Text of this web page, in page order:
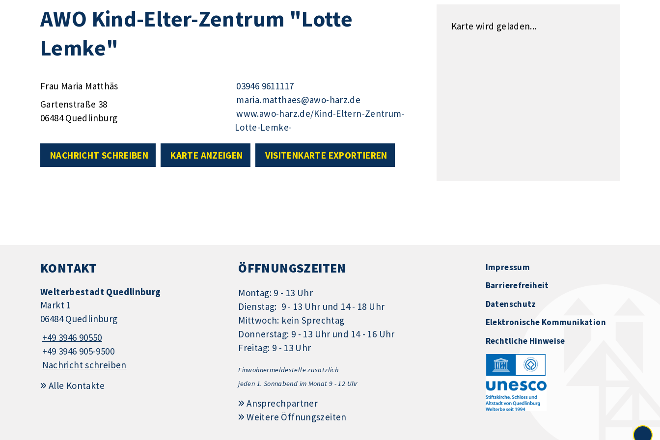
AWO Kind-Elter-Zentrum "Lotte
Lemke"
Frau Maria Matthäs
Gartenstraße 38
06484 Quedlinburg
03946 9611117
maria.matthaes@awo-harz.de
www.awo-harz.de/Kind-Eltern-Zentrum-
Lotte-Lemke-
NACHRICHT SCHREIBEN KARTE ANZEIGEN VISITENKARTE EXPORTIEREN
Karte wird geladen...
KONTAKT
Welterbestadt Quedlinburg
Markt 1
06484 Quedlinburg
+49 3946 90550
+49 3946 905-9500
Nachricht schreiben
Alle Kontakte
ÖFFNUNGSZEITEN
Montag: 9 - 13 Uhr
Dienstag: 9 - 13 Uhr und 14 - 18 Uhr
Mittwoch: kein Sprechtag
Donnerstag: 9 - 13 Uhr und 14 - 16 Uhr
Freitag: 9 - 13 Uhr
Einwohnermeldestelle zusätzlich
jeden 1. Sonnabend im Monat 9 - 12 Uhr
Ansprechpartner
Weitere Öffnungszeiten
Impressum
Barrierefreiheit
Datenschutz
Elektronische Kommunikation
Rechtliche Hinweise